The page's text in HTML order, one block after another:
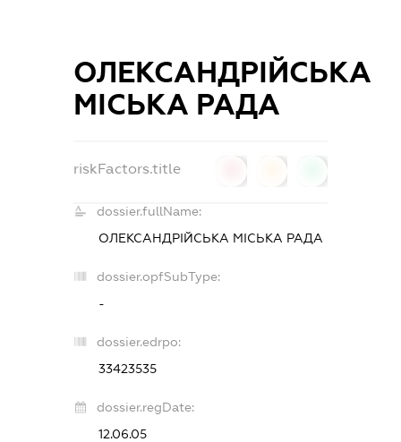
ОЛЕКСАНДРІЙСЬКА
МІСЬКА РАДА
riskFactors.title
dossier.fullName:
ОЛЕКСАНДРІЙСЬКА МІСЬКА РАДА
dossier.opfSubType:
-
dossier.edrpo:
33423535
dossier.regDate:
12.06.05